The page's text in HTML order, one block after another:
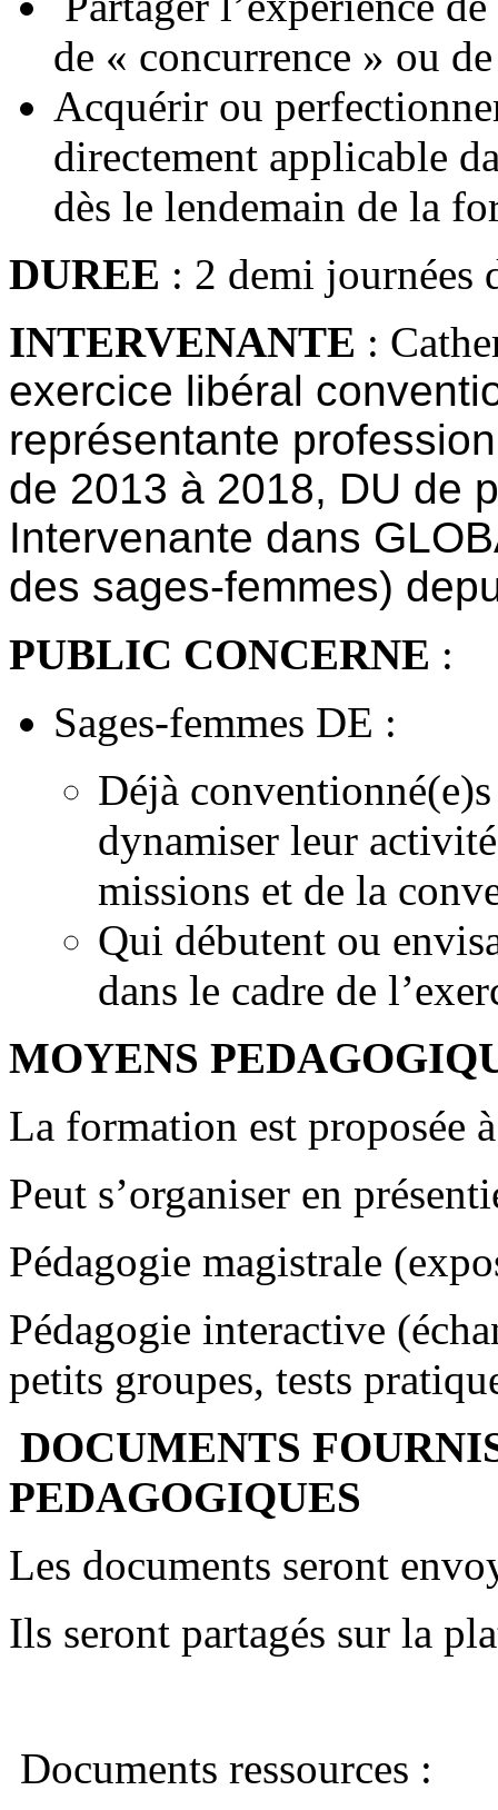
de « concurrence » ou
Acquérir ou
directement applicable
dès le lendemain de la
DUREE : 2 demi journées
INTERVENANTE :
exercice libéral
représentante
de 2013 à 2018, DU de
Intervenante dans
des sages-femmes)
PUBLIC CONCERNE :
Sages-femmes DE :
Déjà
dynamiser leur
missions et de la
Qui débutent ou
dans le cadre de
MOYENS
La formation est proposée
Peut s’organiser en
Pédagogie magistrale
Pédagogie interactive
petits groupes, tests
DOCUMENTS
PEDAGOGIQUES
Les documents seront
Ils seront partagés sur la
Documents ressources :